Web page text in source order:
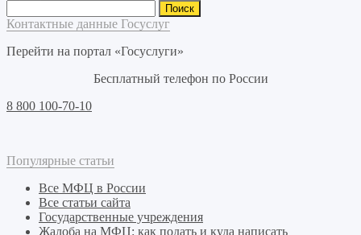
Контактные данные Госуслуг
Перейти на портал «Госуслуги»
Бесплатный телефон по России
8 800 100-70-10
Популярные статьи
Все МФЦ в России
Все статьи сайта
Государственные учреждения
Жалоба на МФЦ: как подать и куда написать